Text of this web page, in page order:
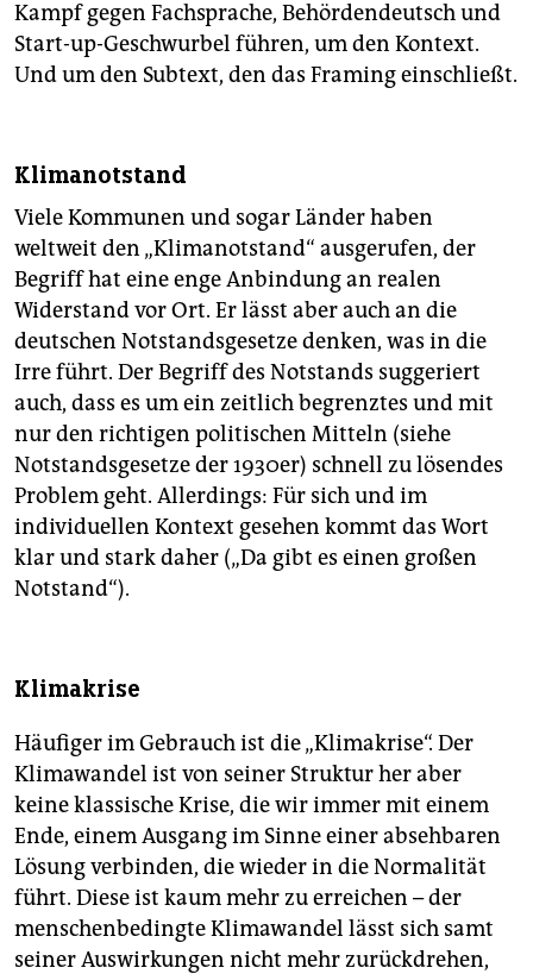
Kampf gegen Fachsprache, Behördendeutsch und
Start-up-Geschwurbel führen, um den Kontext.
Und um den Subtext, den das Framing einschließt.
Klimanotstand
Viele Kommunen und sogar Länder haben
weltweit den „Klimanotstand“ ausgerufen, der
Begriff hat eine enge Anbindung an realen
Widerstand vor Ort. Er lässt aber auch an die
deutschen Notstandsgesetze denken, was in die
Irre führt. Der Begriff des Notstands suggeriert
auch, dass es um ein zeitlich begrenztes und mit
nur den richtigen politischen Mitteln (siehe
Notstandsgesetze der 1930er) schnell zu lösendes
Problem geht. Allerdings: Für sich und im
individuellen Kontext gesehen kommt das Wort
klar und stark daher („Da gibt es einen großen
Notstand“).
Klimakrise
Häufiger im Gebrauch ist die „Klimakrise“. Der
Klimawandel ist von seiner Struktur her aber
keine klassische Krise, die wir immer mit einem
Ende, einem Ausgang im Sinne einer absehbaren
Lösung verbinden, die wieder in die Normalität
führt. Diese ist kaum mehr zu erreichen – der
menschenbedingte Klimawandel lässt sich samt
seiner Auswirkungen nicht mehr zurückdrehen,